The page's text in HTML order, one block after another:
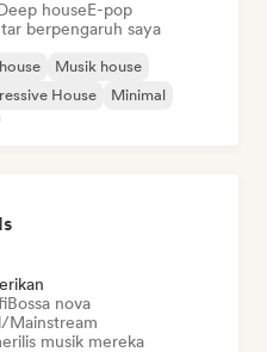
houseE-pop
berpengaruh saya
Musik house
House
Minimal
Bossa nova
Mainstream
musik mereka